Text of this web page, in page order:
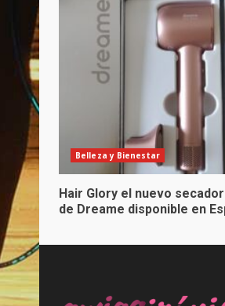
Belleza y Bienestar
Hair Glory el nuevo
de Dreame disponible en